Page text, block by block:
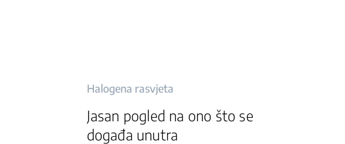
Halogena rasvjeta
Jasan pogled na ono što se
događa unutra